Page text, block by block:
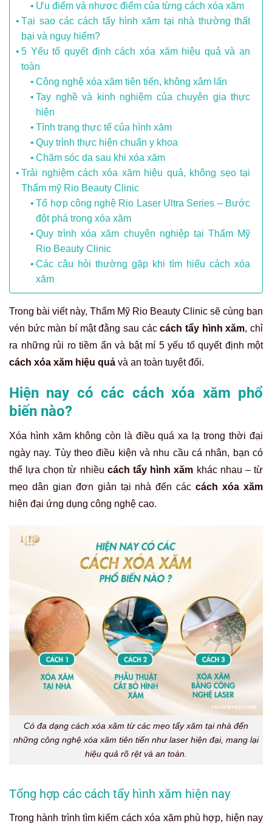
Ưu điểm và nhược điểm của từng cách xóa xăm
Tại sao các cách tẩy hình xăm tại nhà thường thất
bại và nguy hiểm?
5 Yếu tố quyết định cách xóa xăm hiệu quả và an
toàn
Công nghệ xóa xăm tiên tiến, không xâm lấn
Tay nghề và kinh nghiệm của chuyên gia thực
hiện
Tình trạng thực tế của hình xăm
Quy trình thực hiện chuẩn y khoa
Chăm sóc da sau khi xóa xăm
Trải nghiệm cách xóa xăm hiệu quả, không sẹo tại
Thẩm mỹ Rio Beauty Clinic
Tổ hợp công nghệ Rio Laser Ultra Series – Bước
đột phá trong xóa xăm
Quy trình xóa xăm chuyên nghiệp tại Thẩm Mỹ
Rio Beauty Clinic
Các câu hỏi thường gặp khi tìm hiểu cách xóa
xăm
Trong bài viết này, Thẩm Mỹ Rio Beauty Clinic sẽ cùng bạn
vén bức màn bí mật đằng sau cáccách tẩy hình xăm, chỉ
ra những rủi ro tiềm ẩn và bật mí 5 yếu tố quyết định một
cách xóa xăm hiệu quả và an toàn tuyệt đối.
Hiện nay có các cách xóa xăm phổ
biến nào?
Xóa hình xăm không còn là điều quá xa lạ trong thời đại
ngày nay. Tùy theo điều kiện và nhu cầu cá nhân, bạn có
thể lựa chọn từ nhiều cách tẩy hình xăm khác nhau – từ
mẹo dân gian đơn giản tại nhà đến cáccách xóa xăm
hiện đại ứng dụng công nghệ cao.
Có đa dạng cách xóa xăm từ các mẹo tẩy xăm tại nhà đến
những công nghệ xóa xăm tiên tiến như laser hiện đại, mang lại
hiệu quả rõ rệt và an toàn.
Tổng hợp các cách tẩy hình xăm hiện nay
Trong hành trình tìm kiếm cách xóa xăm phù hợp, hiện nay